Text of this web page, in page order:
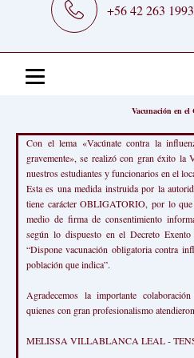
+56 42 263 1993
Vacunación en el
Con el lema «Vacúnate contra la
gravemente», se realizó con gran éxito la
nuestros estudiantes y funcionarios en el
Esta es una medida instruida por la
tiene carácter OBLIGATORIO, por lo
medio de firma de consentimiento
según lo dispuesto en el Decreto
“Dispone vacunación obligatoria contra
población que indica”.
Agradecemos la importante
quienes con gran profesionalismo
MELISSA VILLABLANCA LEAL -